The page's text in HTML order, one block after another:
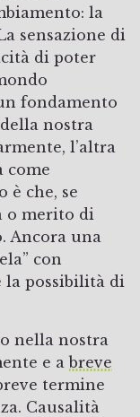
la
sensazione di
di poter
fondamento
nostra
l’altra
come
è che, se
o merito di
Ancora una
con
la possibilità di
nella nostra
e abreve
termine
Causalità